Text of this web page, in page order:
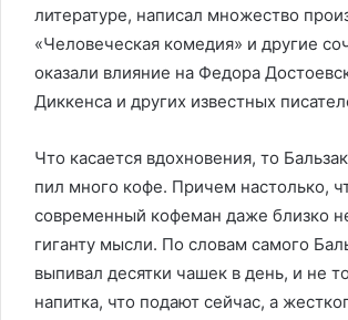
литературе, написал множество
«Человеческая комедия» и другие
оказали влияние на Федора
Диккенса и других известных
Что касается вдохновения, то
пил много кофе. Причем настолько,
современный кофеман даже близко
гиганту мысли. По словам самого
выпивал десятки чашек в день, и не
напитка, что подают сейчас, а